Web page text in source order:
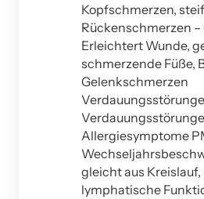
Kopfschmerzen,
Rückenschmerzen
Erleichtert Wunde,
schmerzende Füße,
Gelenkschmerzen
Allergiesymptome
gleicht aus Kreislauf,
lymphatische